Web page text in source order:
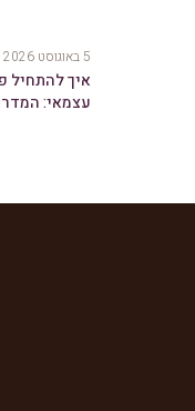
5 באוגוסט 2026
איך להתחיל
עצמאי: